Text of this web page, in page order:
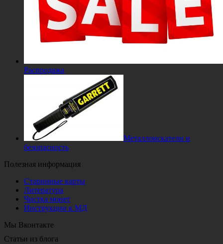
Распродажа
Металлоискатели и
безопасность
Полезная информация
Старинные карты
Литература
Чистка монет
Инструкции к МД
Мы Вконтакте
Статьи из блога